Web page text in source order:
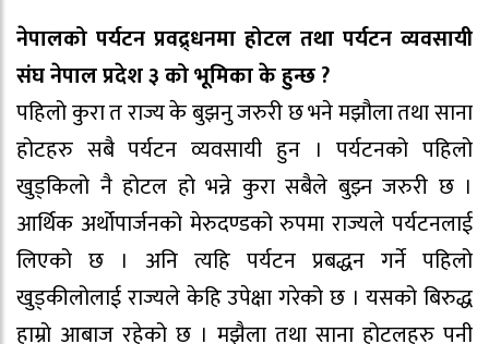
नेपालको पर्यटन प्रवद्र्धनमा होटल तथा पर्यटन व्यवसायी
संघ नेपाल प्रदेश ३ को भूमिका के हुन्छ ?
पहिलो कुरा त राज्य के बुझनु जरुरी छ भने मझौला तथा साना
होटहरु सबै पर्यटन व्यवसायी हुन । पर्यटनको पहिलो
खुड्किलो नै होटल हो भन्ने कुरा सबैले बुझ्न जरुरी छ ।
आर्थिक अर्थोपार्जनको मेरुदण्डको रुपमा राज्यले पर्यटनलाई
लिएको छ । अनि त्यहि पर्यटन प्रबद्धन गर्ने पहिलो
खुड्कीलोलाई राज्यले केहि उपेक्षा गरेको छ । यसको बिरुद्ध
हाम्रो आबाज रहेको छ । मझैला तथा साना होटलहरु पनी